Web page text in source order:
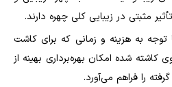
مثبتی در زیبایی کلی چهره دارند.
توجه به هزینه و زمانی که برای کاشت
کاشته شده امکان بهره‌برداری بهینه از
را فراهم می‌آورد.